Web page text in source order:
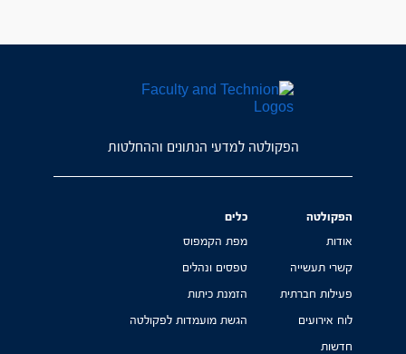
הפקולטה למדעי הנתונים וההחלטות
הפקולטה
אודות
קשרי תעשייה
פעילות חברתית
לוח אירועים
חדשות
כלים
מפת הקמפוס
טפסים ונהלים
הזמנת כיתות
הגשת מועמדות לפקולטה